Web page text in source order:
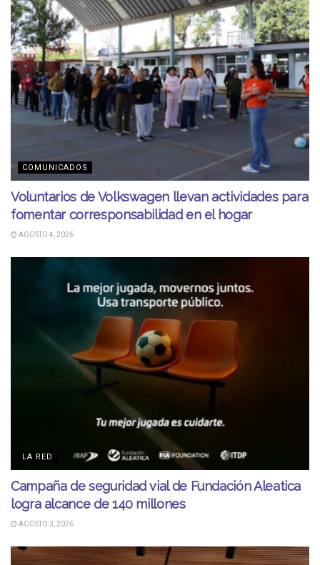
COMUNICADOS
Voluntarios de Volkswagen llevan actividades para
fomentar corresponsabilidad en el hogar
AGOSTO 4, 2026
LA RED
Campaña de seguridad vial de Fundación Aleatica
logra alcance de 140 millones
AGOSTO 3, 2026